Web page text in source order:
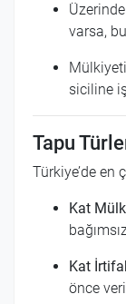
varsa,
siciline
Tapu
Türkiye’de en
Kat
Kat
önce